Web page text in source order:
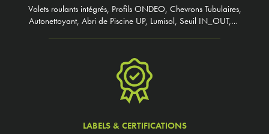
Volets roulants intégrés, Profils ONDEO, Chevrons Tubulaires,
Autonettoyant, Abri de Piscine UP, Lumisol, Seuil IN_OUT,…
LABELS & CERTIFICATIONS